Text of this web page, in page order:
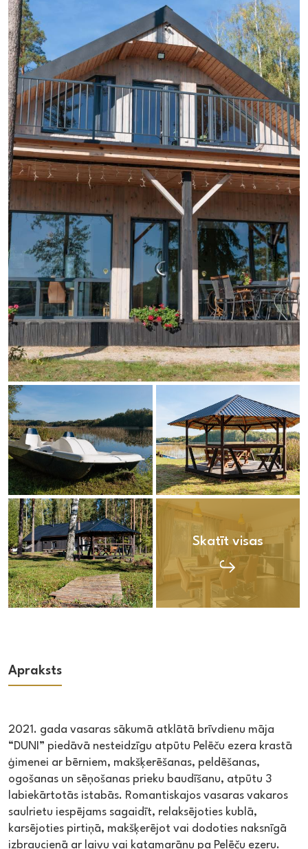
Skatīt visas
Apraksts
2021. gada vasaras sākumā atklātā brīvdienu māja
“DUNI” piedāvā nesteidzīgu atpūtu Pelēču ezera krastā
ģimenei ar bērniem, makšķerēšanas, peldēšanas,
ogošanas un sēņošanas prieku baudīšanu, atpūtu 3
labiekārtotās istabās. Romantiskajos vasaras vakaros
saulrietu iespējams sagaidīt, relaksējoties kublā,
karsējoties pirtiņā, makšķerējot vai dodoties naksnīgā
izbraucienā ar laivu vai katamarānu pa Pelēču ezeru.